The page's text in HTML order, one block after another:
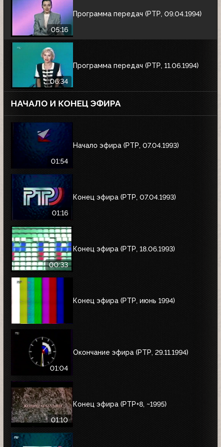
05:16
Программа передач (РТР, 09.04.1994)
06:34
Программа передач (РТР, 11.06.1994)
НАЧАЛО И КОНЕЦ ЭФИРА
01:54
Начало эфира (РТР, 07.04.1993)
01:16
Конец эфира (РТР, 07.04.1993)
00:33
Конец эфира (РТР, 18.06.1993)
Конец эфира (РТР, июнь 1994)
01:04
Окончание эфира (РТР, 29.11.1994)
01:10
Конец эфира (РТР+8, ~1995)